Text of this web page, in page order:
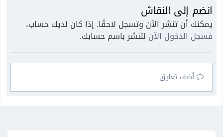
انضم إلى النقاش
يمكنك أن تنشر الآن وتسجل لاحقًا. إذا كان لديك حساب،
فسجل الدخول الآن لتنشر باسم حسابك.
أضف تعليق